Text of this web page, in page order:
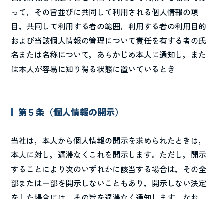
って，その旨並びに共同して利用される個人情報の項
目，共同して利用する者の範囲，利用する者の利用目的
および当該個人情報の管理について責任を有する者の氏
名または名称について，あらかじめ本人に通知し，また
は本人が容易に知り得る状態に置いているとき
第５条（個人情報の開示）
当社は，本人から個人情報の開示を求められたときは，
本人に対し，遅滞なくこれを開示します。ただし，開示
することにより次のいずれかに該当する場合は，その全
部または一部を開示しないこともあり，開示しない決定